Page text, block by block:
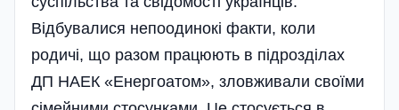
Відбувалися непоодинокі факти, коли
родичі, що разом працюють в підрозділах
ДП НАЕК «Енергоатом», зловживали своїми